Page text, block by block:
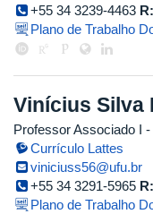
+55 34 3239-4463
Plano de Trabalho
Vinícius Silva
Professor Associado I -
Currículo Lattes
viniciuss56@ufu.br
+55 34 3291-5965
Plano de Trabalho